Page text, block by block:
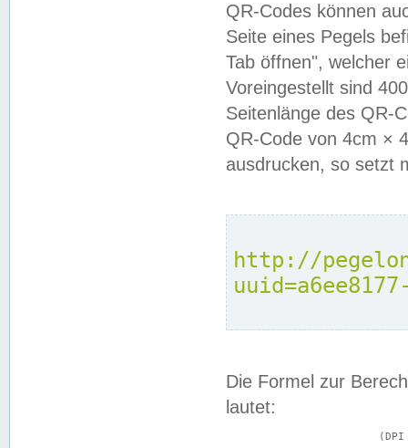
QR-Codes können
Seite eines Pegels
Tab öffnen", welcher
Voreingestellt sind
Seitenlänge des QR-
QR-Code von 4cm ×
ausdrucken, so setzt
http://
Die Formel zur
lautet: